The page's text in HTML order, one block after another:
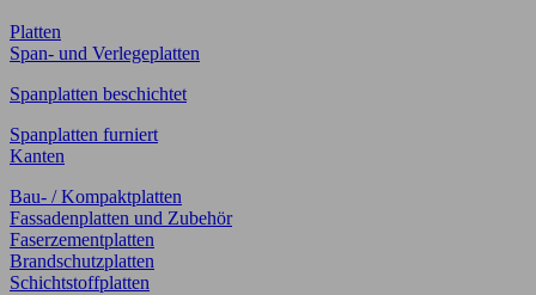
Platten
Span- und Verlegeplatten
Spanplatten beschichtet
Spanplatten furniert
Kanten
Bau- / Kompaktplatten
Fassadenplatten und Zubehör
Faserzementplatten
Brandschutzplatten
Schichtstoffplatten